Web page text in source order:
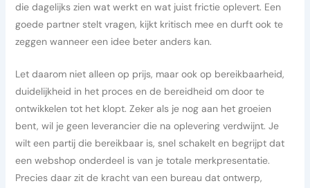
die dagelijks zien wat werkt en wat juist frictie oplevert. Een
goede partner stelt vragen, kijkt kritisch mee en durft ook te
zeggen wanneer een idee beter anders kan.
Let daarom niet alleen op prijs, maar ook op bereikbaarheid,
duidelijkheid in het proces en de bereidheid om door te
ontwikkelen tot het klopt. Zeker als je nog aan het groeien
bent, wil je geen leverancier die na oplevering verdwijnt. Je
wilt een partij die bereikbaar is, snel schakelt en begrijpt dat
een webshop onderdeel is van je totale merkpresentatie.
Precies daar zit de kracht van een bureau dat ontwerp,